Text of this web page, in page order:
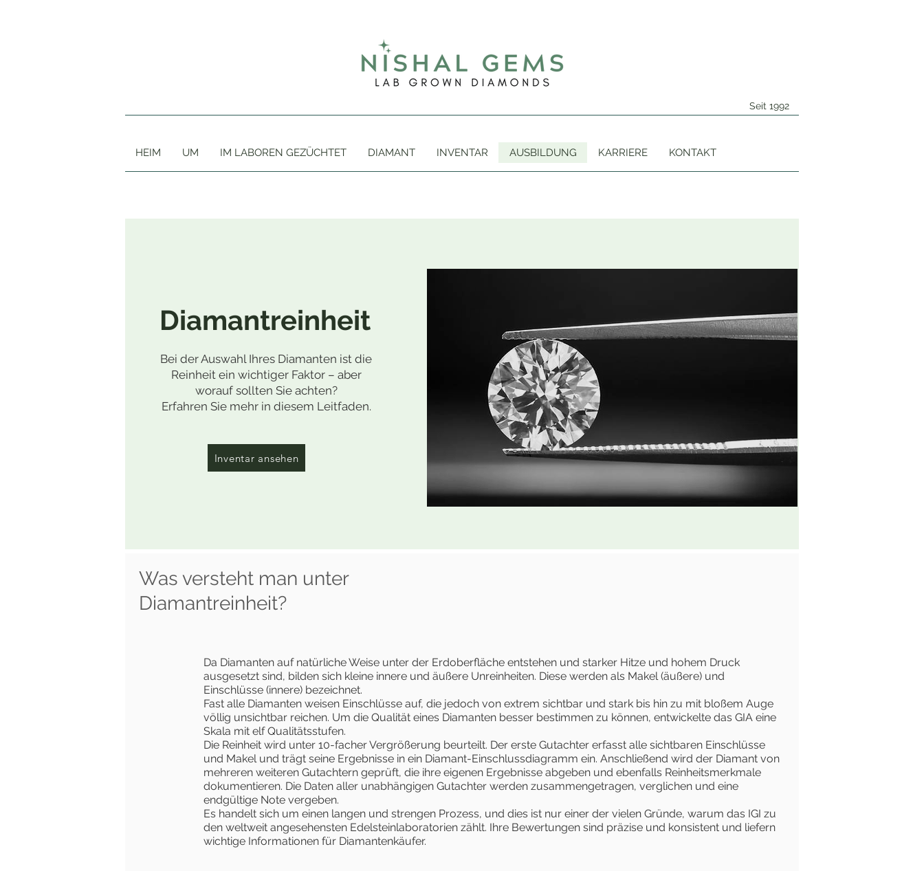
Seit 1992
HEIM UM IM LABOREN GEZÜCHTET DIAMANT INVENTAR AUSBILDUNG KARRIERE KONTAKT
Diamantreinheit
Bei der Auswahl Ihres Diamanten ist die
Reinheit ein wichtiger Faktor – aber
worauf sollten Sie achten?
Erfahren Sie mehr in diesem Leitfaden.
Inventar ansehen
Was versteht man unter
Diamantreinheit?
Da Diamanten auf natürliche Weise unter der Erdoberfläche entstehen und starker Hitze und hohem Druck
ausgesetzt sind, bilden sich kleine innere und äußere Unreinheiten. Diese werden als Makel (äußere) und
Einschlüsse (innere) bezeichnet.
Fast alle Diamanten weisen Einschlüsse auf, die jedoch von extrem sichtbar und stark bis hin zu mit bloßem Auge
völlig unsichtbar reichen. Um die Qualität eines Diamanten besser bestimmen zu können, entwickelte das GIA eine
Skala mit elf Qualitätsstufen.
Die Reinheit wird unter 10-facher Vergrößerung beurteilt. Der erste Gutachter erfasst alle sichtbaren Einschlüsse
und Makel und trägt seine Ergebnisse in ein Diamant-Einschlussdiagramm ein. Anschließend wird der Diamant von
mehreren weiteren Gutachtern geprüft, die ihre eigenen Ergebnisse abgeben und ebenfalls Reinheitsmerkmale
dokumentieren. Die Daten aller unabhängigen Gutachter werden zusammengetragen, verglichen und eine
endgültige Note vergeben.
Es handelt sich um einen langen und strengen Prozess, und dies ist nur einer der vielen Gründe, warum das IGI zu
den weltweit angesehensten Edelsteinlaboratorien zählt. Ihre Bewertungen sind präzise und konsistent und liefern
wichtige Informationen für Diamantenkäufer.